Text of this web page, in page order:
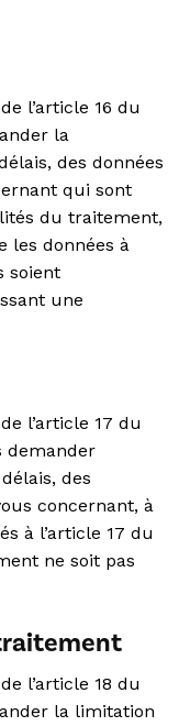
l’article 16 du
la
des données
qui sont
du traitement,
les données à
soient
une
l’article 17 du
demander
des
concernant, à
à l’article 17 du
ne soit pas
l’article 18 du
la limitation